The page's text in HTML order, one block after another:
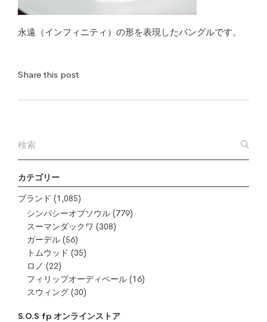
カテゴリー
ブランド (1,085)
シンパシーオブソウル (779)
スーマンダックワ (308)
ガーデル (56)
トムウッド (35)
ロノ (22)
フィリップオーディベール (16)
スウィング (30)
S.O.S fp オンラインストア
永遠（インフィニティ）の形を表現したバングルです。
Share this post